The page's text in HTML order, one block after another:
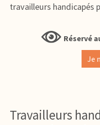
travailleurs handicapés
Réservé
Je
Travailleurs